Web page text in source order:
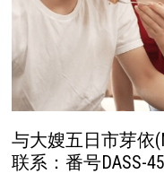
与大嫂五日市芽依
联系：番号DASS-